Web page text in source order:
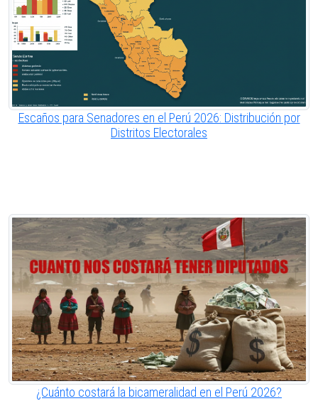
Escaños para Senadores en el Perú 2026: Distribución por
Distritos Electorales
¿Cuánto costará la bicameralidad en el Perú 2026?